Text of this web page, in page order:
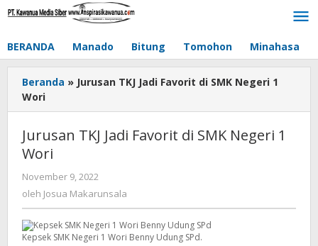
Lewati
BERANDA Manado Bitung Tomohon Minahasa
Beranda » Jurusan TKJ Jadi Favorit di SMK Negeri 1
Wori
Jurusan TKJ Jadi Favorit di SMK Negeri 1
Wori
November 9, 2022
Josua
oleh Josua Makarunsala
Kepsek SMK Negeri 1 Wori Benny Udung SPd.